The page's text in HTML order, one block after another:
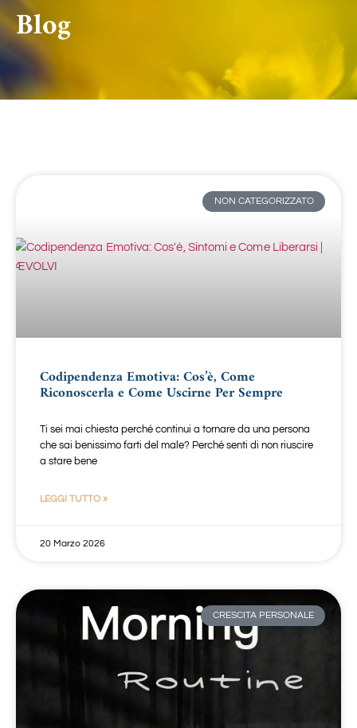
Blog
NON CATEGORIZZATO
Codipendenza Emotiva: Cos’è, Come
Riconoscerla e Come Uscirne Per Sempre
Ti sei mai chiesta perché continui a tornare da una persona
che sai benissimo farti del male? Perché senti di non riuscire
a stare bene
LEGGI TUTTO »
20 Marzo 2026
CRESCITA PERSONALE